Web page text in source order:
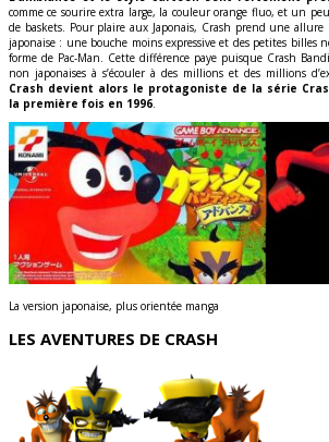
comme ce sourire extra large, la couleur orange fluo, et un
de baskets. Pour plaire aux Japonais, Crash prend une
japonaise : une bouche moins expressive et des petites billes
forme de Pac-Man. Cette différence paye puisque Crash
non japonaises à s’écouler à des millions et des millions
Crash devient alors le protagoniste de la série
la première fois en 1996
La version japonaise, plus orientée manga
LES AVENTURES DE CRASH